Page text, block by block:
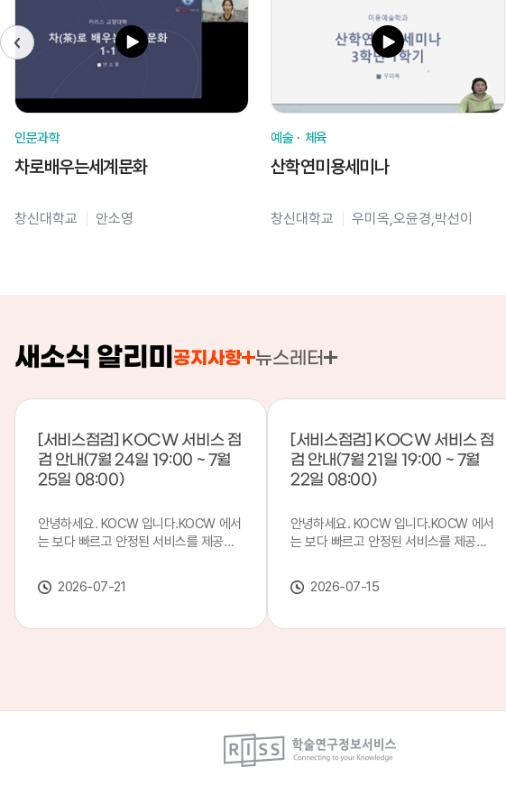
인문과학
차로배우는세계문화
창신대학교 안소영
예술ㆍ체육
산학연미용세미나
창신대학교 우미옥,오윤경,박선이
새소식 알리미 공지사항 뉴스레터
[서비스점검] KOCW 서비스 점
검 안내(7월 24일 19:00 ~ 7월
25일 08:00)
안녕하세요. KOCW 입니다.KOCW 에서
는 보다 빠르고 안정된 서비스를 제공하
합니다.※ 서비스 점검 작업 일시 : 7월
24일(금) 19:00 ~ 7월 25일(토) 08:00
안 서비스가 일시 중지될 수 있으니, 이
2026-07-21
[서비스점검] KOCW 서비스 점
검 안내(7월 21일 19:00 ~ 7월
22일 08:00)
안녕하세요. KOCW 입니다.KOCW 에서
는 보다 빠르고 안정된 서비스를 제공하
합니다.※ 서비스 점검 작업 일시 : 7월 21
일(화) 19:00 ~ 7월 22일(수) 08:00이
서비스가일시 중지될 수 있으니, 이 점 양
2026-07-15